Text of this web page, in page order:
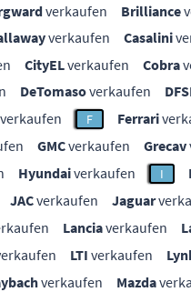
verkaufen Brilliance
verkaufen Casalini
CityELverkaufen Cobra
DeTomasoverkaufen
verkaufen F Ferrari
GMCverkaufen Grecav
Hyundaiverkaufen I
JACverkaufen Jaguar
Lanciaverkaufen
LTI verkaufen
verkaufen Mazda